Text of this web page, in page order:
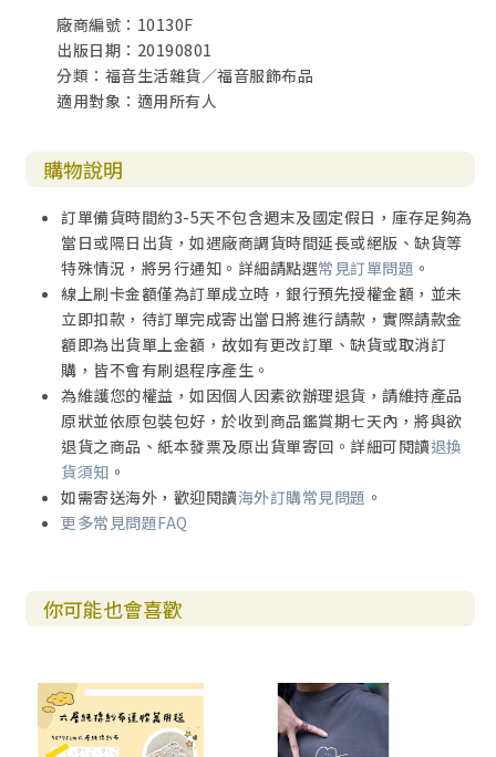
廠商編號：10130F
出版日期：20190801
分類：福音生活雜貨／福音服飾布品
適用對象：適用所有人
購物說明
訂單備貨時間約3-5天不包含週末及國定假日，庫存足夠為
當日或隔日出貨，如遇廠商調貨時間延長或絕版、缺貨等
特殊情況，將另行通知。詳細請點選常見訂單問題 。
線上刷卡金額僅為訂單成立時，銀行預先授權金額，並未
立即扣款，待訂單完成寄出當日將進行請款，實際請款金
額即為出貨單上金額，故如有更改訂單、缺貨或取消訂
購，皆不會有刷退程序產生。
為維護您的權益，如因個人因素欲辦理退貨，請維持產品
原狀並依原包裝包好，於收到商品鑑賞期七天內，將與欲
退貨之商品、紙本發票及原出貨單寄回。詳細可閱讀退換
貨須知 。
如需寄送海外，歡迎閱讀海外訂購常見問題 。
更多常見問題FAQ
你可能也會喜歡